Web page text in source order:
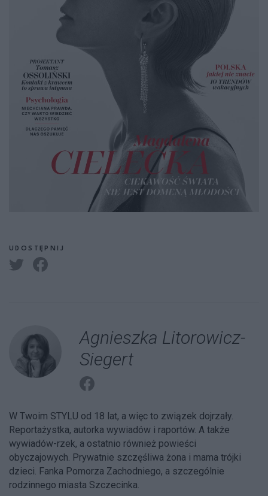
UDOSTĘPNIJ
Agnieszka Litorowicz-
Siegert
W Twoim STYLU od 18 lat, a więc to związek dojrzały.
Reportażystka, autorka wywiadów i raportów. A także
wywiadów-rzek, a ostatnio również powieści
obyczajowych. Prywatnie szczęśliwa żona i mama trójki
dzieci. Fanka Pomorza Zachodniego, a szczególnie
rodzinnego miasta Szczecinka.